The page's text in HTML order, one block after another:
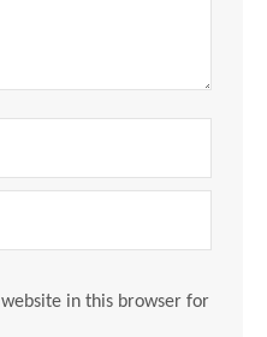
in this browser for